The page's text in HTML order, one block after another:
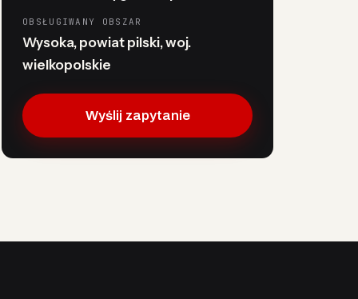
OBSŁUGIWANY OBSZAR
Wysoka, powiat pilski, woj.
wielkopolskie
Wyślij zapytanie